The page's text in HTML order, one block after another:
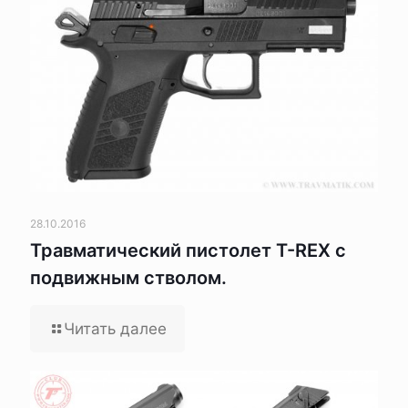
28.10.2016
Травматический пистолет T-REX с
подвижным стволом.
Читать далее